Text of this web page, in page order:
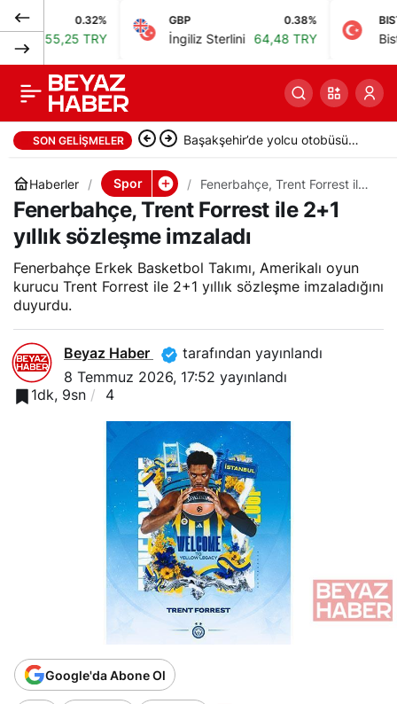
0.32%
TRY
GBP
İngiliz Sterlini 64,48 TRY
BIST
Bist 100
SON GELIŞMELER Beşiktaş Hradec Kralove maçı
Haberler Spor
Fenerbahçe, Trent Forrest ile
2+1 yıllık sözleşme imzaladı
Fenerbahçe, Trent Forrest ile 2+1
yıllık sözleşme imzaladı
Fenerbahçe Erkek Basketbol Takımı, Amerikalı oyun
kurucu Trent Forrest ile 2+1 yıllık sözleşme imzaladığını
duyurdu.
Beyaz Haber
tarafından yayınlandı
8 Temmuz 2026, 17:52 yayınlandı
1dk, 9sn
4
Google'da Abone Ol
Gökhan Sazdağı,
Çorum FK’ye transfer
oldu
0 Paylaş